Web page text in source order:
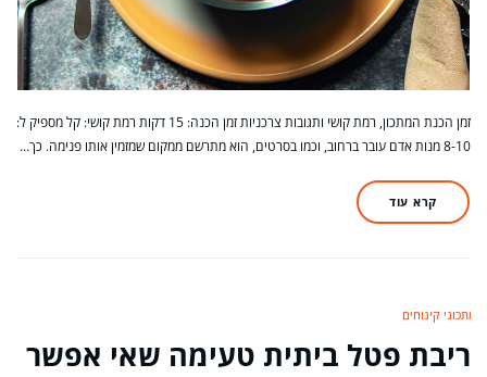
זמן הכנת המתכון, רמת קושי ותגובות צרכניות זמן הכנה: 15 דקות רמת קושי: קל מספיק ל:
8-10 מנות אדם עובר ברחוב, וכמו בסרטים, הוא מתרשם ממקום שמזמין אותו פנימה. כך…
קרא עוד
מתכוני קינוחים
ריבת פטל ביתית טעימה שאי אפשר